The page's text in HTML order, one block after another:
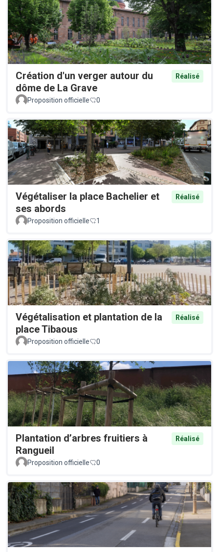
Création d'un verger autour du
dôme de La Grave
Réalisé
Proposition officielle 0
Végétaliser la place Bachelier et
ses abords
Réalisé
Proposition officielle 1
Végétalisation et plantation de la
place Tibaous
Réalisé
Proposition officielle 0
Plantation d’arbres fruitiers à
Rangueil
Réalisé
Proposition officielle 0